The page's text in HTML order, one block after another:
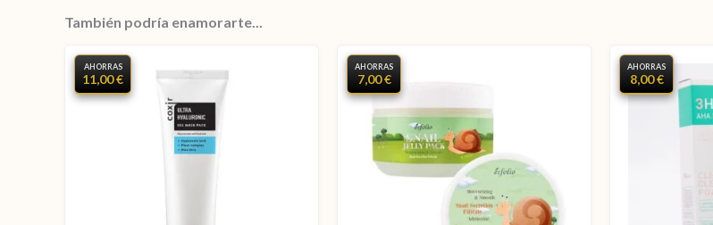
También podría enamorarte...
AHORRAS
11,00 €
AHORRAS
7,00 €
AHORRAS
8,00 €